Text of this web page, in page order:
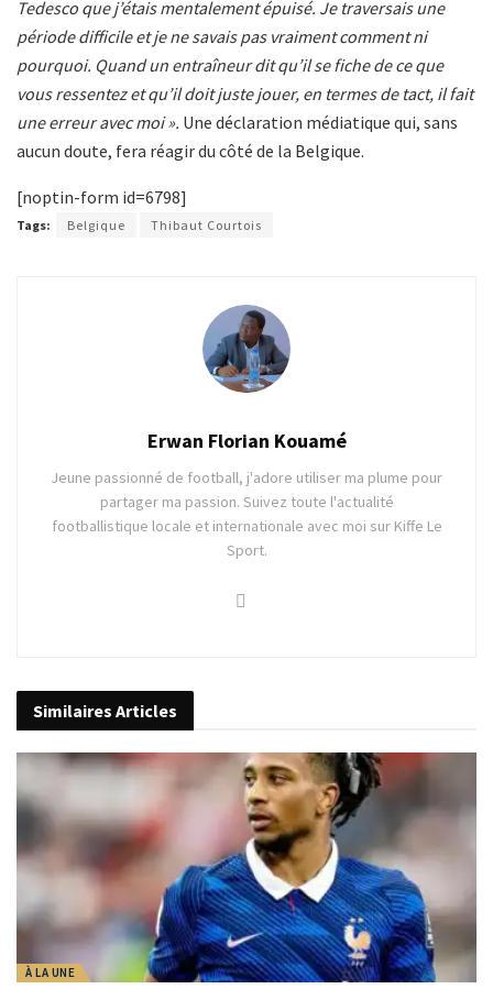
Tedesco que j’étais mentalement épuisé. Je traversais une
période difficile et je ne savais pas vraiment comment ni
pourquoi. Quand un entraîneur dit qu’il se fiche de ce que
vous ressentez et qu’il doit juste jouer, en termes de tact, il fait
une erreur avec moi ». Une déclaration médiatique qui, sans
aucun doute, fera réagir du côté de la Belgique.
[noptin-form id=6798]
Tags: Belgique Thibaut Courtois
Erwan Florian Kouamé
Jeune passionné de football, j'adore utiliser ma plume pour
partager ma passion. Suivez toute l'actualité
footballistique locale et internationale avec moi sur Kiffe Le
Sport.
Similaires Articles
À LA UNE